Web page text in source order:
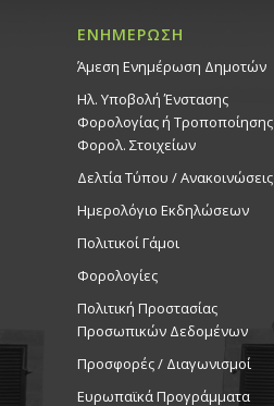
ΕΝΗΜΕΡΩΣΗ
Άμεση Ενημέρωση Δημοτών
Ηλ. Υποβολή Ένστασης
Φορολογίας ή Τροποποίησης
Φορολ. Στοιχείων
Δελτία Τύπου / Ανακοινώσεις
Ημερολόγιο Εκδηλώσεων
Πολιτικοί Γάμοι
Φορολογίες
Πολιτική Προστασίας
Προσωπικών Δεδομένων
Προσφορές / Διαγωνισμοί
Ευρωπαϊκά Προγράμματα